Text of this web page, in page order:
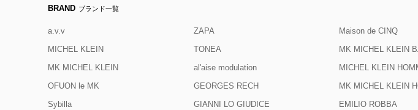
BRAND ブランド一覧
a.v.v
MICHEL KLEIN
MK MICHEL KLEIN
OFUON le MK
Sybilla
ZAPA
TONEA
al'aise modulation
GEORGES RECH
GIANNI LO GIUDICE
Maison de CINQ
MK MICHEL KLEIN
MICHEL KLEIN
MK MICHEL KLEIN
EMILIO ROBBA